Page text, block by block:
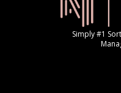
Simply #1